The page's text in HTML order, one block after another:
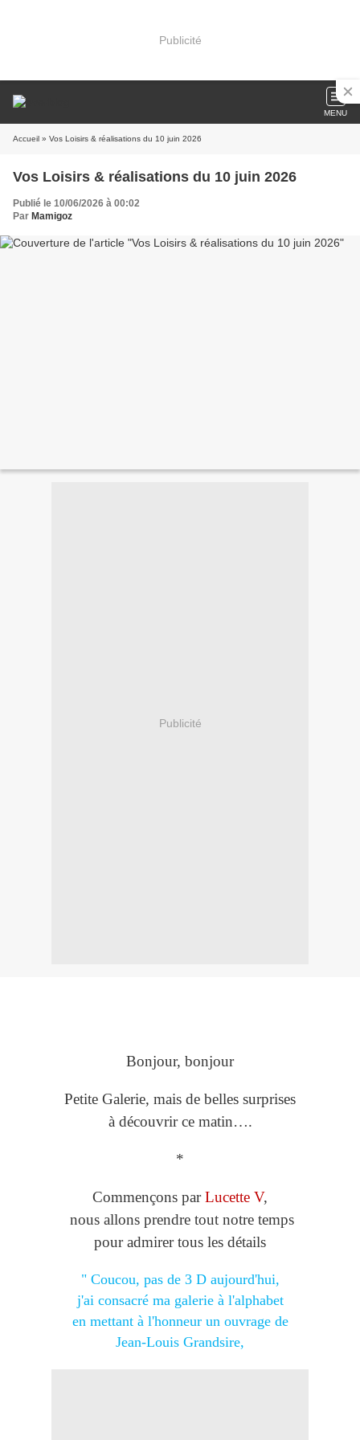
Publicité
MENU
Accueil » Vos Loisirs & réalisations du 10 juin 2026
Vos Loisirs & réalisations du 10 juin 2026
Publié le 10/06/2026 à 00:02
Par Mamigoz
Publicité
Bonjour, bonjour
Petite Galerie, mais de belles surprises
à découvrir ce matin….
*
Commençons parLucette V,
nous allons prendre tout notre temps
pour admirer tous les détails
" Coucou, pas de 3 D aujourd'hui,
j'ai consacré ma galerie à l'alphabet
en mettant à l'honneur un ouvrage de
Jean-Louis Grandsire,